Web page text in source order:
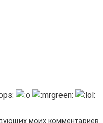
моих комментариев.